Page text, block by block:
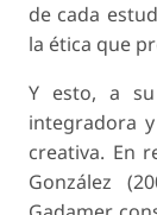
de cada
la ética que
Y esto, a
integradora
creativa. En
González